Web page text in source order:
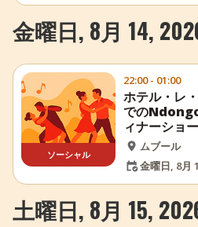
金曜日, 8月 14,
ソーシャル
22:00 - 01:00
ホテル・レ
での
ィナーショー
ムブール
金曜日, 8月
土曜日, 8月 15,